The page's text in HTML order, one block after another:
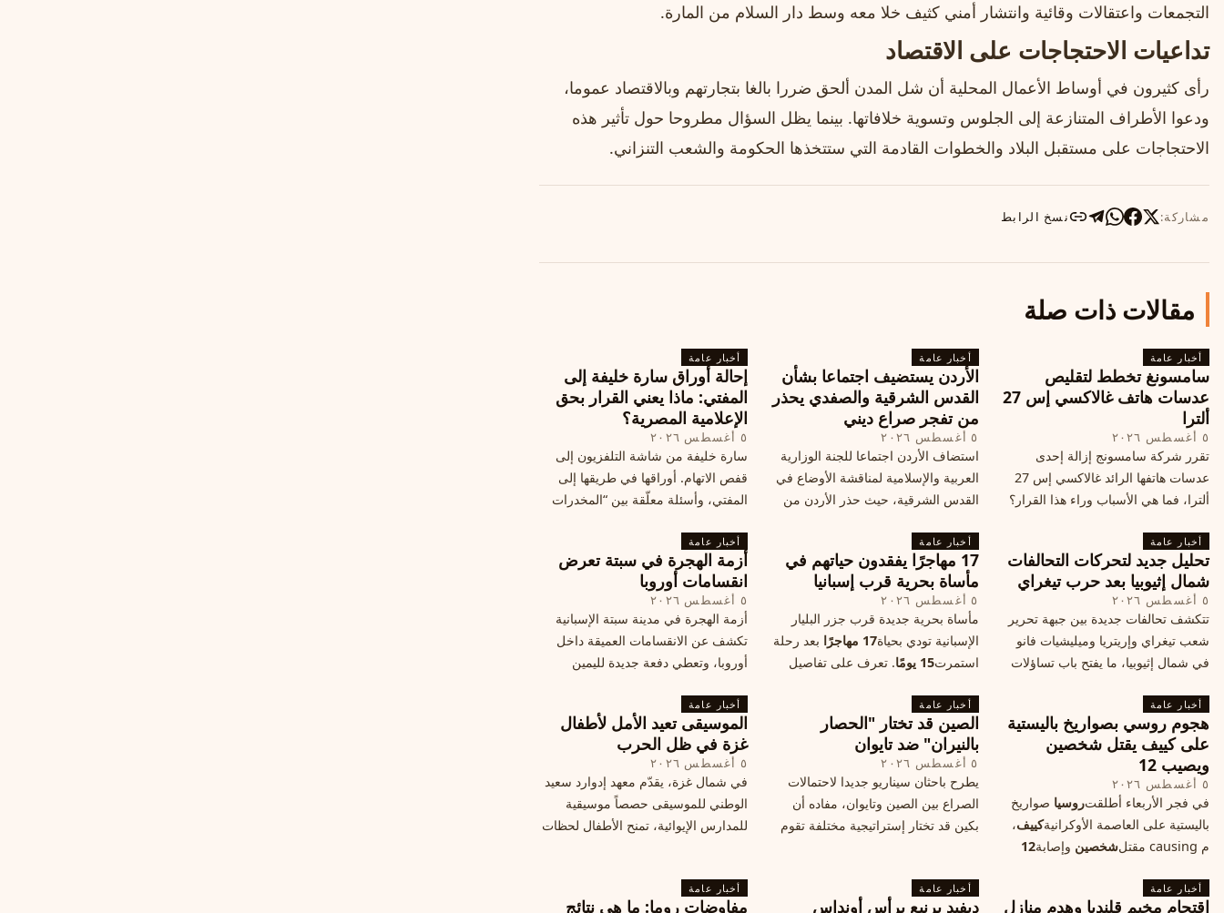
التجمعات واعتقالات وقائية وانتشار أمني كثيف خلا معه وسط دار السلام من المارة.
تداعيات الاحتجاجات على الاقتصاد
رأى كثيرون في أوساط الأعمال المحلية أن شل المدن ألحق ضررا بالغا بتجارتهم وبالاقتصاد عموما،
ودعوا الأطراف المتنازعة إلى الجلوس وتسوية خلافاتها. بينما يظل السؤال مطروحا حول تأثير هذه
الاحتجاجات على مستقبل البلاد والخطوات القادمة التي ستتخذها الحكومة والشعب التنزاني.
مشاركة: نسخ الرابط
مقالات ذات صلة
أخبار عامة
سامسونغ تخطط لتقليص
عدسات هاتف غالاكسي إس 27
ألترا
٥ أغسطس ٢٠٢٦
تقرر شركة سامسونج إزالة إحدى
عدسات هاتفها الرائد غالاكسي إس 27
ألترا، فما هي الأسباب وراء هذا القرار؟
الأندرويد الأغلى في السوق؟
أخبار عامة
الأردن يستضيف اجتماعا بشأن
القدس الشرقية والصفدي يحذر
من تفجر صراع ديني
٥ أغسطس ٢٠٢٦
استضاف الأردن اجتماعا للجنة الوزارية
العربية والإسلامية لمناقشة الأوضاع في
القدس الشرقية، حيث حذر الأردن من
الدول إلى الامتناع عن نقل سفاراتها إلى
القدس، ما يزيد التوتر في المنطقة
أخبار عامة
إحالة أوراق سارة خليفة إلى
المفتي: ماذا يعني القرار بحق
الإعلامية المصرية؟
٥ أغسطس ٢٠٢٦
سارة خليفة من شاشة التلفزيون إلى
قفص الاتهام. أوراقها في طريقها إلى
المفتي، وأسئلة معلّقة بين “المخدرات
أخبار عامة
تحليل جديد لتحركات التحالفات
شمال إثيوبيا بعد حرب تيغراي
٥ أغسطس ٢٠٢٦
تتكشف تحالفات جديدة بين جبهة تحرير
شعب تيغراي وإريتريا وميليشيات فانو
في شمال إثيوبيا، ما يفتح باب تساؤلات
الخريطة السياسية.
أخبار عامة
17 مهاجرًا يفقدون حياتهم في
مأساة بحرية قرب إسبانيا
٥ أغسطس ٢٠٢٦
مأساة بحرية جديدة قرب جزر البليار
الإسبانية تودي بحياة17 مهاجرًا
بعد رحلة
استمرت15 يومًا
. تعرف على تفاصيل
أخبار عامة
أزمة الهجرة في سبتة تعرض
انقسامات أوروبا
٥ أغسطس ٢٠٢٦
أزمة الهجرة في مدينة سبتة الإسبانية
تكشف عن الانقسامات العميقة داخل
أوروبا، وتعطي دفعة جديدة لليمين
الأوروبي لاستغلال هشاشة موقفه، فما
هي الآثار السياسية لهذه الأزمة؟
أخبار عامة
هجوم روسي بصواريخ باليستية
على كييف يقتل شخصين
ويصيب 12
٥ أغسطس ٢٠٢٦
في فجر الأربعاء أطلقتروسيا صواريخ
باليستية على العاصمة الأوكرانيةكييف،
م causing مقتل
شخصين وإصابة12
المدني. تفاصيل الهجوم وتداعياته.
أخبار عامة
الصين قد تختار "الحصار
بالنيران" ضد تايوان
٥ أغسطس ٢٠٢٦
يطرح باحثان سيناريو جديدا لاحتمالات
الصراع بين الصين وتايوان، مفاده أن
بكين قد تختار إستراتيجية مختلفة تقوم
"الحصار بالنيران
أخبار عامة
الموسيقى تعيد الأمل لأطفال
غزة في ظل الحرب
٥ أغسطس ٢٠٢٦
في شمال غزة، يقدّم معهد إدوارد سعيد
الوطني للموسيقى حصصاً موسيقية
للمدارس الإيوائية، تمنح الأطفال لحظات
أخبار عامة
اقتحام مخيم قلنديا وهدم منازل
أخبار عامة
ديفيد برنيع يرأس أونداس
أخبار عامة
مفاوضات روما: ما هي نتائج